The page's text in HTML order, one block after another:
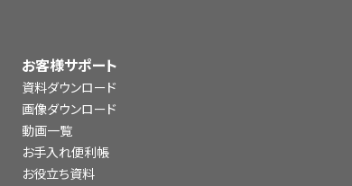
お客様サポート
資料ダウンロード
画像ダウンロード
動画一覧
お手入れ便利帳
お役立ち資料